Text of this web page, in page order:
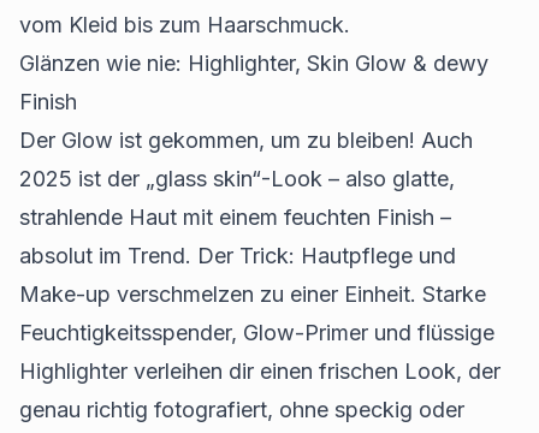
vom Kleid bis zum Haarschmuck.
Glänzen wie nie: Highlighter, Skin Glow & dewy
Finish
Der Glow ist gekommen, um zu bleiben! Auch
2025 ist der „glass skin“-Look – also glatte,
strahlende Haut mit einem feuchten Finish –
absolut im Trend. Der Trick: Hautpflege und
Make-up verschmelzen zu einer Einheit. Starke
Feuchtigkeitsspender, Glow-Primer und flüssige
Highlighter verleihen dir einen frischen Look, der
genau richtig fotografiert, ohne speckig oder